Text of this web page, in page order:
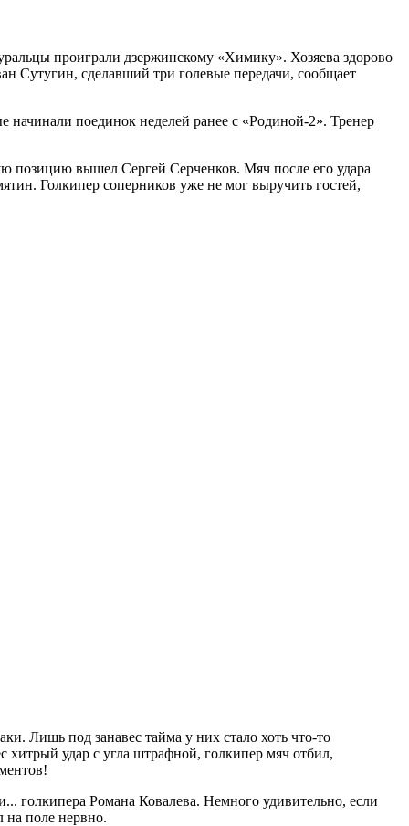
проиграли дзержинскому «Химику». Хозяева здорово
Сутугин, сделавший три голевые передачи, сообщает
начинали поединок неделей ранее с «Родиной-2». Тренер
позицию вышел Сергей Серченков. Мяч после его удара
Голкипер соперников уже не мог выручить гостей,
Лишь под занавес тайма у них стало хоть что-то
хитрый удар с угла штрафной, голкипер мяч отбил,
голкипера Романа Ковалева. Немного удивительно, если
на поле нервно.